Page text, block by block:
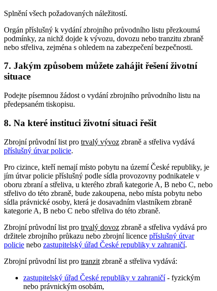
Splnění všech požadovaných náležitostí.
Orgán příslušný k vydání zbrojního průvodního listu přezkoumá
podmínky, za nichž dojde k vývozu, dovozu nebo tranzitu zbraně
nebo střeliva, zejména s ohledem na zabezpečení bezpečnosti.
7. Jakým způsobem můžete zahájit řešení životní
situace
Podejte písemnou žádost o vydání zbrojního průvodního listu na
předepsaném tiskopisu.
8. Na které instituci životní situaci řešit
Zbrojní průvodní list pro trvalý vývoz zbraně a střeliva vydává
příslušný útvar policie.
Pro cizince, kteří nemají místo pobytu na území České republiky, je
jím útvar policie příslušný podle sídla provozovny podnikatele v
oboru zbraní a střeliva, u kterého zbraň kategorie A, B nebo C, nebo
střelivo do této zbraně, bude zakoupena, nebo místa pobytu nebo
sídla právnické osoby, která je dosavadním vlastníkem zbraně
kategorie A, B nebo C nebo střeliva do této zbraně.
Zbrojní průvodní list pro trvalý dovoz zbraně a střeliva vydává pro
držitele zbrojního průkazu nebo zbrojní licence příslušný útvar
policie nebo zastupitelský úřad České republiky v zahraničí.
Zbrojní průvodní list pro tranzit zbraně a střeliva vydává:
zastupitelský úřad České republiky v zahraničí- fyzickým
nebo právnickým osobám,